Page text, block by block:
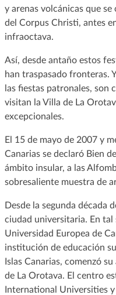
y arenas volcánicas que
del Corpus Christi, antes
infraoctava.
Así, desde antaño estos
han traspasado fronteras.
las fiestas patronales, son
visitan la Villa de La
excepcionales.
El 15 de mayo de 2007 y
Canarias se declaró Bien
ámbito insular, a las
sobresaliente muestra de
Desde la segunda década
ciudad universitaria. En
Universidad Europea de
institución de educación
Islas Canarias, comenzó
de La Orotava. El centro
International Universities